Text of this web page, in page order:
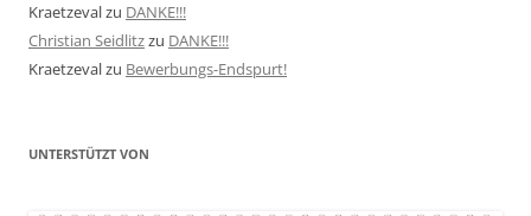
Kraetzevalzu DANKE!!!
Christian Seidlitzzu DANKE!!!
Kraetzevalzu Bewerbungs-Endspurt!
UNTERSTÜTZT VON